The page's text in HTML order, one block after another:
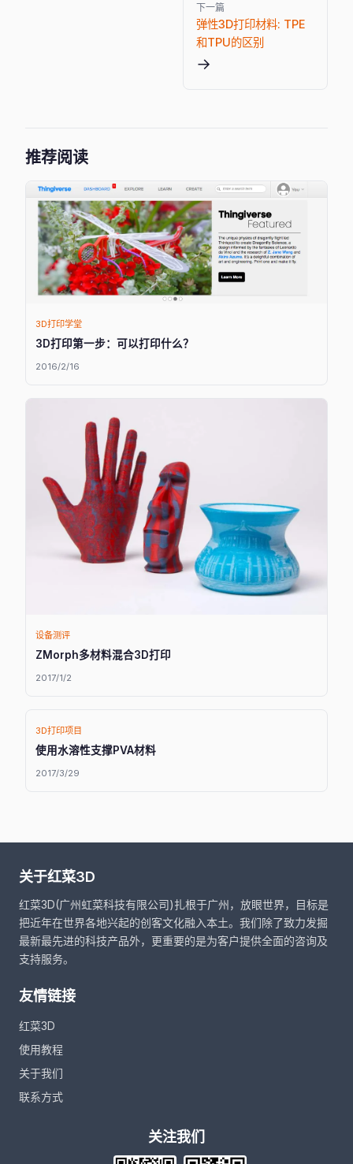
下一篇
弹性3D打印材料: TPE
和TPU的区别
→
推荐阅读
3D打印学堂
3D打印第一步：可以打印什么？
2016/2/16
设备测评
ZMorph多材料混合3D打印
2017/1/2
3D打印项目
使用水溶性支撑PVA材料
2017/3/29
关于红菜3D
红菜3D(广州虹菜科技有限公司)扎根于广州，放眼世界，目标是
把近年在世界各地兴起的创客文化融入本土。我们除了致力发掘
最新最先进的科技产品外，更重要的是为客户提供全面的咨询及
支持服务。
友情链接
红菜3D
使用教程
关于我们
联系方式
关注我们